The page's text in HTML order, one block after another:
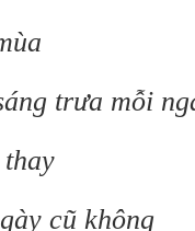
trưa mỗi
cũ không